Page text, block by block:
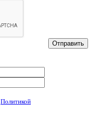
Политикой